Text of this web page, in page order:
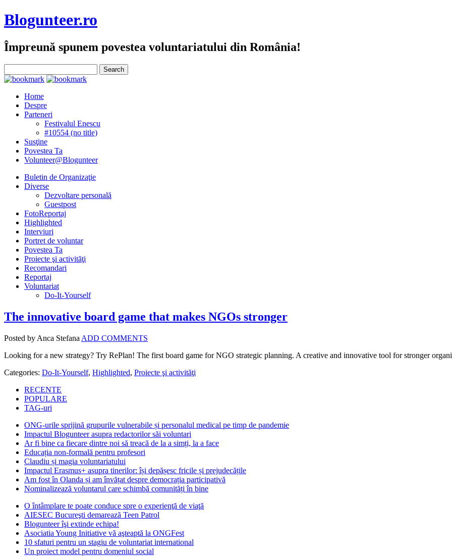
Blogunteer.ro
Împreună spunem povestea voluntariatului din România!
Home
Despre
Parteneri
Festivalul Enescu
#10554 (no title)
Susţine
Povestea Ta
Volunteer@Blogunteer
Buletin de Organizaţie
Diverse
Dezvoltare personală
Guestpost
FotoReportaj
Highlighted
Interviuri
Portret de voluntar
Povestea Ta
Proiecte şi activităţi
Recomandari
Reportaj
Voluntariat
Do-It-Yourself
The innovative board game that makes NGOs stronger
Posted by Anca Stefana ADD COMMENTS
Looking for a new strategy? Try RePlan! The first board game for NGO strategic planning. A creative and innovative tool for stronger
Categories: Do-It-Yourself, Highlighted, Proiecte şi activităţi
RECENTE
POPULARE
TAG-uri
ONG-urile sprijină grupurile vulnerabile și personalul medical pe timp de pandemie
Impactul Blogunteer asupra redactorilor săi voluntari
Ar fi bine ca fiecare dintre noi să treacă de la a simți, la a face
Educația non-formală pentru profesori
Claudiu și magia voluntariatului
Impactul Erasmus+ asupra tinerilor: își depășesc fricile și prejudecățile
Am fost în Olanda și am învățat despre democrația participativă
Nominalizează voluntarul care schimbă comunități în bine
O întâmplare te poate conduce spre o experienţă de viaţă
AIESEC Bucureşti demarează Teen Patrol
Blogunteer îşi extinde echipa!
Asociatia Young Initiative vă aşteaptă la ONGFest
10 sfaturi pentru un stagiu de voluntariat international
Un proiect model pentru domeniul social